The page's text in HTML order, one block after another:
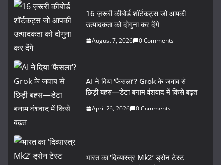
16 ज़रूरी कीबोर्ड शॉर्टकट्स जो आपकी
उत्पादकता को दोगुना कर देंगे
August 7, 2026 0 Comments
AI ने दिया ‘फैसला’? Grok के जवाब से
छिड़ी बहस—डेटा बनाम वंशवाद में किसे बढ़त
April 26, 2026 0 Comments
भारत का ‘दिव्यास्त्र Mk2’ ड्रोन टेस्ट